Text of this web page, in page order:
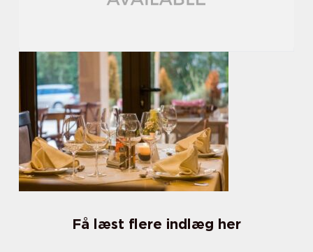
Få læst flere indlæg her